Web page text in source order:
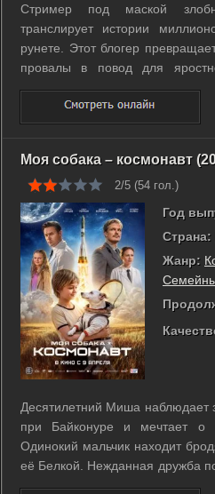
Стример под маской
транслирует истории
рунете. Этот блогер
провалы в повод для
собирает огромную
уничтожением репутаций в
фильма скрыты пять историй об
Моя собака – космонавт
2/5 (54 гол.)
Год
Страна:
Жанр:
Десятилетний Миша наблюдает
при Байконуре и мечтает о
Одинокий мальчик находит
её Белкой. Нежданная дружба
с равнодушием постоянно